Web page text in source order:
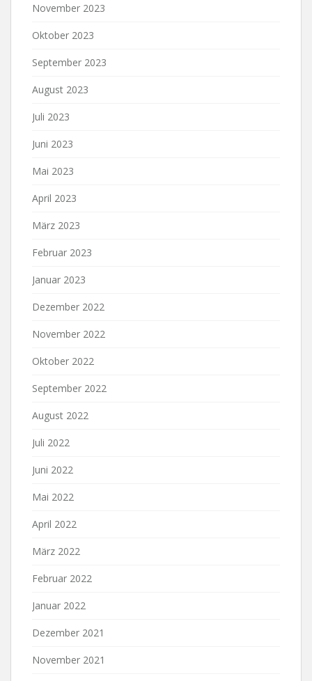
November 2023
Oktober 2023
September 2023
August 2023
Juli 2023
Juni 2023
Mai 2023
April 2023
März 2023
Februar 2023
Januar 2023
Dezember 2022
November 2022
Oktober 2022
September 2022
August 2022
Juli 2022
Juni 2022
Mai 2022
April 2022
März 2022
Februar 2022
Januar 2022
Dezember 2021
November 2021